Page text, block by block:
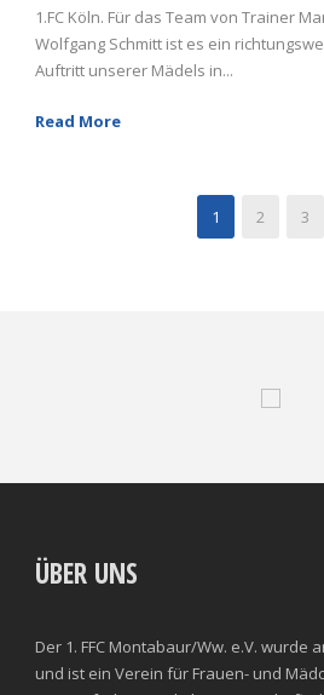
1.FC Köln. Für das Team von Trainer
Wolfgang Schmitt ist es ein
Auftritt unserer Mädels in...
Read More
1 2 3
ÜBER UNS
Der 1. FFC Montabaur/Ww. e.V. wurde
und ist ein Verein für Frauen- und